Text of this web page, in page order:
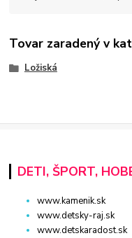
Tovar zaradený v
Ložiská
DETI, ŠPORT,
www.kamenik.sk
www.detsky-raj.sk
www.detskaradost.sk